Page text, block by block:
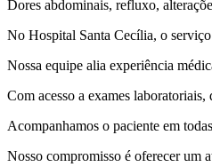
Dores abdominais, refluxo,
No Hospital Santa Cecília, o
Nossa equipe alia experiência
Com acesso a exames
Acompanhamos o paciente em
Nosso compromisso é oferecer um